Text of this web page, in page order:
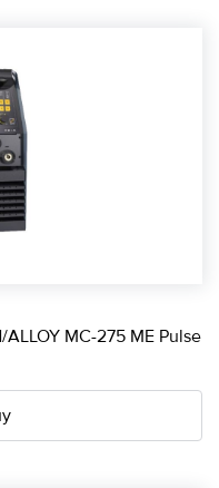
МС-275 МЕ Pulse